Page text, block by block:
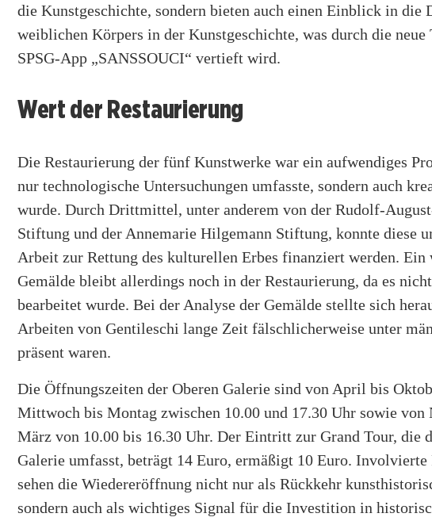
die Kunstgeschichte, sondern bieten auch einen Einblick in die
weiblichen Körpers in der Kunstgeschichte, was durch die neue
SPSG-App „SANSSOUCI“ vertieft wird.
Wert der Restaurierung
Die Restaurierung der fünf Kunstwerke war ein aufwendiges
nur technologische Untersuchungen umfasste, sondern auch
wurde. Durch Drittmittel, unter anderem von der Rudolf-
Stiftung und der Annemarie Hilgemann Stiftung, konnte diese
Arbeit zur Rettung des kulturellen Erbes finanziert werden. Ein
Gemälde bleibt allerdings noch in der Restaurierung, da es
bearbeitet wurde. Bei der Analyse der Gemälde stellte sich
Arbeiten von Gentileschi lange Zeit fälschlicherweise unter
präsent waren.
Die Öffnungszeiten der Oberen Galerie sind von April bis
Mittwoch bis Montag zwischen 10.00 und 17.30 Uhr sowie von
März von 10.00 bis 16.30 Uhr. Der Eintritt zur Grand Tour, die
Galerie umfasst, beträgt 14 Euro, ermäßigt 10 Euro. Involvierte
sehen die Wiedereröffnung nicht nur als Rückkehr
sondern auch als wichtiges Signal für die Investition in